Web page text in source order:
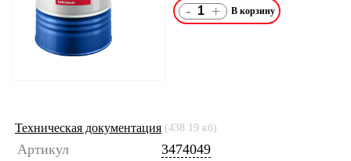
- +
Техническая документация (438.19 кб)
Артикул
3474049